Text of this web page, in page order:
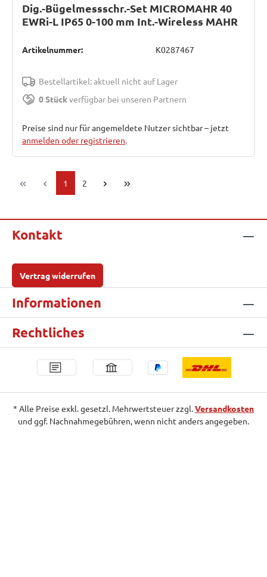
Dig.-Bügelmessschr.-Set MICROMAHR 40
EWRi-L IP65 0-100 mm Int.-Wireless MAHR
Artikelnummer: K0287467
Bestellartikel: aktuell nicht auf Lager
0 Stückverfügbar bei unseren Partnern
Preise sind nur für angemeldete Nutzer sichtbar – jetzt
anmelden oder registrieren.
Seite
1 Seite
2
Kontakt
Vertrag widerrufen
Informationen
Rechtliches
* Alle Preise exkl. gesetzl. Mehrwertsteuer zzgl.Versandkosten
und ggf. Nachnahmegebühren, wenn nicht anders angegeben.